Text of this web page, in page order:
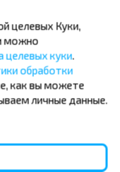
Пуща
- Минск
- Минск
целевых Куки,
можно
целевых куки.
обработки
как вы можете
личные данные.